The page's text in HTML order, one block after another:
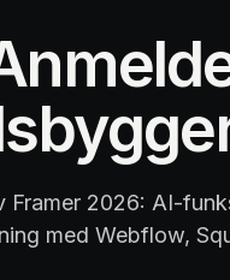
Framer 2026: AI-
med Webflow,